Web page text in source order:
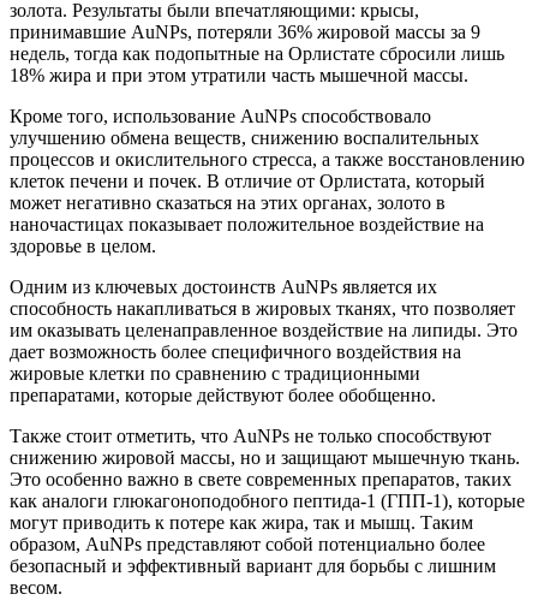
золота. Результаты были впечатляющими: крысы,
принимавшие AuNPs, потеряли 36% жировой массы за 9
недель, тогда как подопытные на Орлистате сбросили лишь
18% жира и при этом утратили часть мышечной массы.
Кроме того, использование AuNPs способствовало
улучшению обмена веществ, снижению воспалительных
процессов и окислительного стресса, а также восстановлению
клеток печени и почек. В отличие от Орлистата, который
может негативно сказаться на этих органах, золото в
наночастицах показывает положительное воздействие на
здоровье в целом.
Одним из ключевых достоинств AuNPs является их
способность накапливаться в жировых тканях, что позволяет
им оказывать целенаправленное воздействие на липиды. Это
дает возможность более специфичного воздействия на
жировые клетки по сравнению с традиционными
препаратами, которые действуют более обобщенно.
Также стоит отметить, что AuNPs не только способствуют
снижению жировой массы, но и защищают мышечную ткань.
Это особенно важно в свете современных препаратов, таких
как аналоги глюкагоноподобного пептида-1 (ГПП-1), которые
могут приводить к потере как жира, так и мышц. Таким
образом, AuNPs представляют собой потенциально более
безопасный и эффективный вариант для борьбы с лишним
весом.